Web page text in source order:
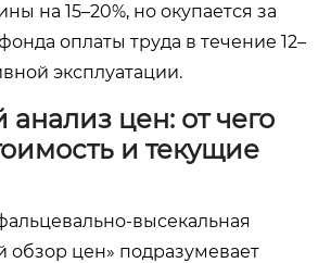
на 15–20%, но окупается за
оплаты труда в течение 12–
эксплуатации.
цен: от чего
и текущие
высекальная
цен» подразумевает